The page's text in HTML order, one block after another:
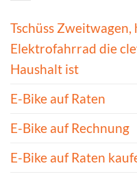
Tschüss
Elektrofahrrad die
Haushalt ist
E-Bike auf Raten
E-Bike auf Rechnung
E-Bike auf Raten